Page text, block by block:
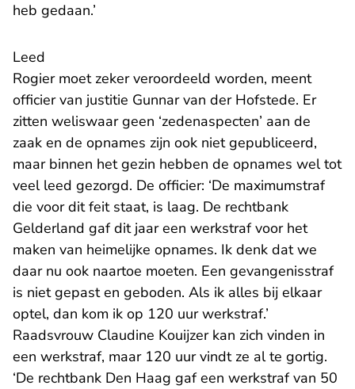
heb gedaan.’
Leed
Rogier moet zeker veroordeeld worden, meent
officier van justitie Gunnar van der Hofstede. Er
zitten weliswaar geen ‘zedenaspecten’ aan de
zaak en de opnames zijn ook niet gepubliceerd,
maar binnen het gezin hebben de opnames wel tot
veel leed gezorgd. De officier: ‘De maximumstraf
die voor dit feit staat, is laag. De rechtbank
Gelderland gaf dit jaar een werkstraf voor het
maken van heimelijke opnames. Ik denk dat we
daar nu ook naartoe moeten. Een gevangenisstraf
is niet gepast en geboden. Als ik alles bij elkaar
optel, dan kom ik op 120 uur werkstraf.’
Raadsvrouw Claudine Kouijzer kan zich vinden in
een werkstraf, maar 120 uur vindt ze al te gortig.
‘De rechtbank Den Haag gaf een werkstraf van 50